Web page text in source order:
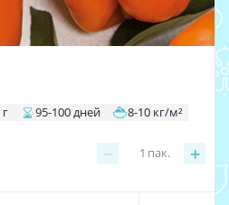
95-100 дней 8-10 кг/м²
− +
1 пак.